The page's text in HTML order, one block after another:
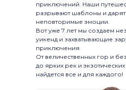
приключений. Наши
разрывают шаблоны и дарят
неповторимые эмоции.
Вот уже 7 лет мы создаем
уикенд и захватывающие
приключения
От величественных гор и
до ярких рек и экзотических
найдется все и для каждого!